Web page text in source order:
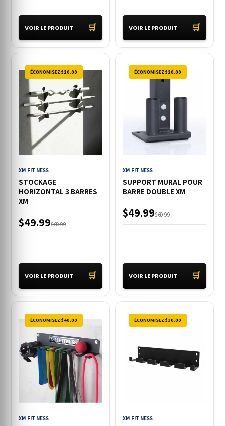
VOIR LE PRODUIT 🛒 VOIR LE PRODUIT 🛒
ÉCONOMISEZ $20.00
XM FITNESS
STOCKAGE
HORIZONTAL 3 BARRES
XM
$69.99
$49.99
VOIR LE PRODUIT 🛒
ÉCONOMISEZ $20.00
XM FITNESS
SUPPORT MURAL POUR
BARRE DOUBLE XM
$69.99
$49.99
VOIR LE PRODUIT 🛒
ÉCONOMISEZ $40.00
XM FITNESS
ÉCONOMISEZ $30.00
XM FITNESS